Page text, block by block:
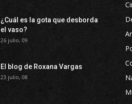
¿Cuál es la gota que desborda
el vaso?
26 julio, 09
El blog de Roxana Vargas
23 julio, 08